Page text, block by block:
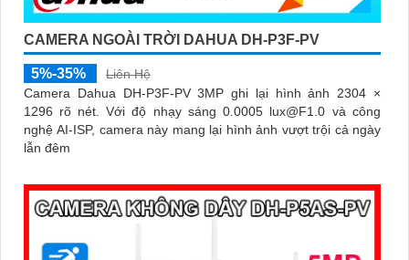
CAMERA NGOÀI TRỜI DAHUA DH-P3F-PV
5%-35%
Liên Hệ
Camera Dahua DH-P3F-PV 3MP ghi lại hình ảnh 2304 ×
1296 rõ nét. Với độ nhạy sáng 0.0005 lux@F1.0 và công
nghệ AI-ISP, camera này mang lại hình ảnh vượt trội cả ngày
lẫn đêm